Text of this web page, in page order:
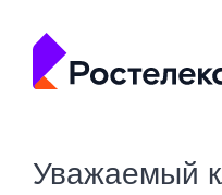
Уважаемый